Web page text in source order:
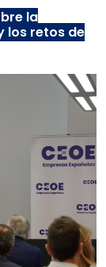
la
los retos de